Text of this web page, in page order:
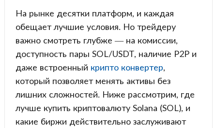
На рынке десятки платформ, и каждая
обещает лучшие условия. Но трейдеру
важно смотреть глубже — на комиссии,
доступность пары SOL/USDT, наличие P2P и
даже встроенный крипто конвертер,
который позволяет менять активы без
лишних сложностей. Ниже рассмотрим, где
лучше купить криптовалюту Solana (SOL), и
какие биржи действительно заслуживают